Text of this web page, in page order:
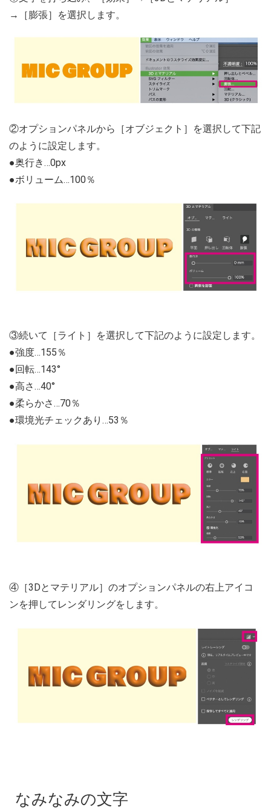
→［膨張］を選択します。
②オプションパネルから［オブジェクト］を選択して下記
のように設定します。
●奥行き…0px
●ボリューム…100％
③続いて［ライト］を選択して下記のように設定します。
●強度…155％
●回転…143°
●高さ…40°
●柔らかさ…70％
●環境光チェックあり…53％
④［3Dとマテリアル］のオプションパネルの右上アイコ
ンを押してレンダリングをします。
なみなみの文字